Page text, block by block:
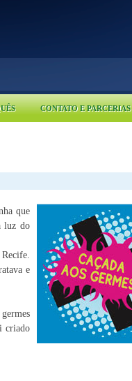
CONTATO E PARCERIAS
que
luz do
e
criado